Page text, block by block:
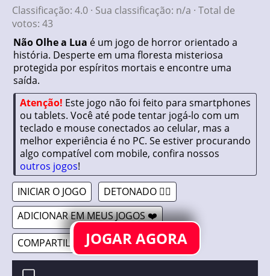
Classificação: 4.0 · Sua classificação: n/a · Total de
votos: 43
Não Olhe a Lua é um jogo de horror orientado a
história. Desperte em uma floresta misteriosa
protegida por espíritos mortais e encontre uma
saída.
Atenção! Este jogo não foi feito para smartphones
ou tablets. Você até pode tentar jogá-lo com um
teclado e mouse conectados ao celular, mas a
melhor experiência é no PC. Se estiver procurando
algo compatível com mobile, confira nossos
outros jogos!
INICIAR O JOGO
DETONADO 🤷‍♂️
ADICIONAR EM MEUS JOGOS ❤️
COMPARTILHAR 🔗JOGAR AGORA
DON'T WATCH THE MOON //